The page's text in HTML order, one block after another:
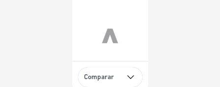
Comparar